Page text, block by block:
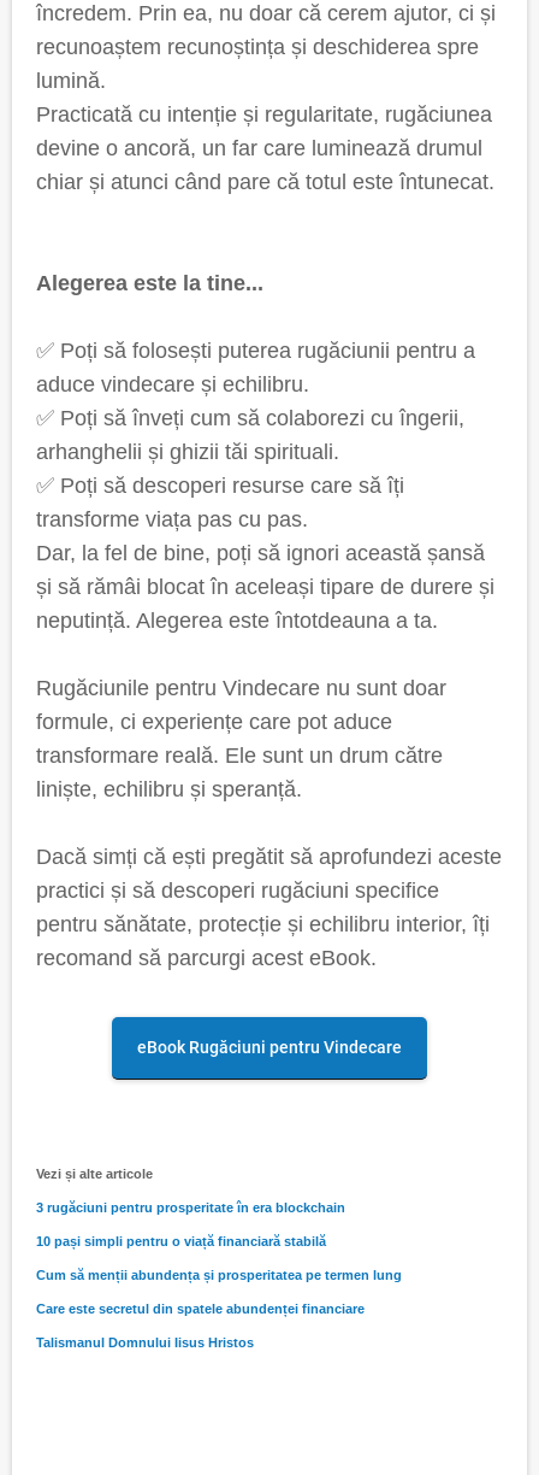
încredem. Prin ea, nu doar că cerem ajutor, ci și
recunoaștem recunoștința și deschiderea spre
lumină.
Practicată cu intenție și regularitate, rugăciunea
devine o ancoră, un far care luminează drumul
chiar și atunci când pare că totul este întunecat.
Alegerea este la tine...
✅ Poți să folosești puterea rugăciunii pentru a
aduce vindecare și echilibru.
✅ Poți să înveți cum să colaborezi cu îngerii,
arhanghelii și ghizii tăi spirituali.
✅ Poți să descoperi resurse care să îți
transforme viața pas cu pas.
Dar, la fel de bine, poți să ignori această șansă
și să rămâi blocat în aceleași tipare de durere și
neputință. Alegerea este întotdeauna a ta.
Rugăciunile pentru Vindecare nu sunt doar
formule, ci experiențe care pot aduce
transformare reală. Ele sunt un drum către
liniște, echilibru și speranță.
Dacă simți că ești pregătit să aprofundezi aceste
practici și să descoperi rugăciuni specifice
pentru sănătate, protecție și echilibru interior, îți
recomand să parcurgi acest eBook.
eBook Rugăciuni pentru Vindecare
Vezi și alte articole
3 rugăciuni pentru prosperitate în era blockchain
10 pași simpli pentru o viață financiară stabilă
Cum să menții abundența și prosperitatea pe termen lung
Care este secretul din spatele abundenței financiare
Talismanul Domnului Iisus Hristos